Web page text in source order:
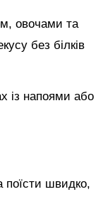
овочами та
без білків
із напоями або
поїсти швидко,